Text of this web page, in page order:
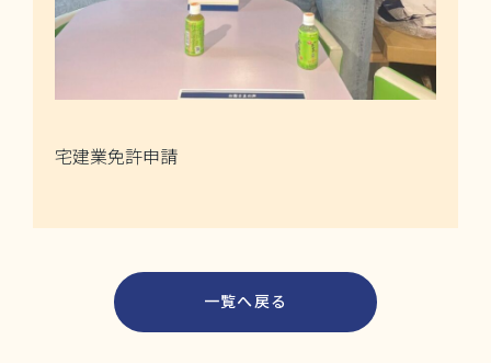
宅建業免許申請
一覧へ戻る